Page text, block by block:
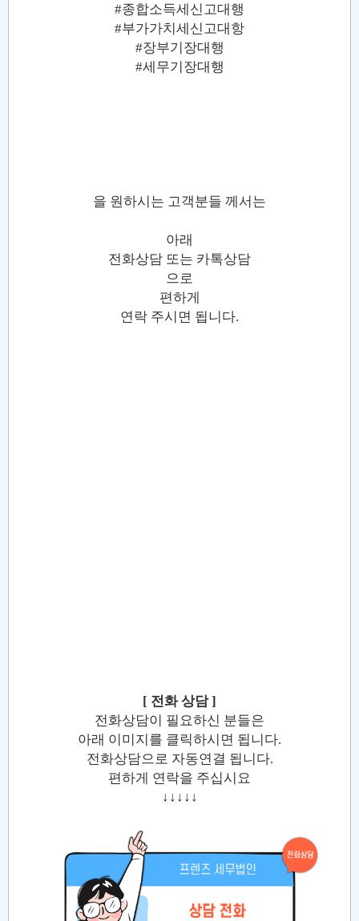
#종합소득세신고대행
#부가가치세신고대항
#장부기장대행
#세무기장대행
을 원하시는 고객분들 께서는
아래
전화상담 또는 카톡상담
으로
편하게
연락 주시면 됩니다.
[ 전화 상담 ]
전화상담이 필요하신 분들은
아래 이미지를 클릭하시면 됩니다.
전화상담으로 자동연결 됩니다.
편하게 연락을 주십시요
↓↓↓↓↓